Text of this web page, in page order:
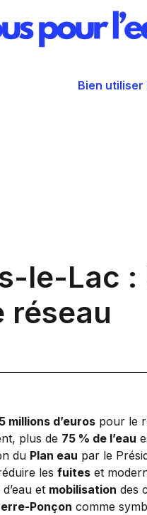
Bien utiliser
le-Lac :
réseau
5 millions d’euros pour le
plus de 75 % de l’eau
du Plan eau par le
les fuites et
et mobilisation des
Ponçon comme